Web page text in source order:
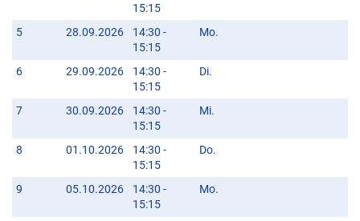
15:15
5 28.09.2026
14:30 -
15:15
Mo.
6 29.09.2026
14:30 -
15:15
Di.
7 30.09.2026
14:30 -
15:15
Mi.
8 01.10.2026
14:30 -
15:15
Do.
9 05.10.2026
14:30 -
15:15
Mo.